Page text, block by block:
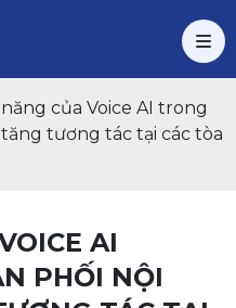
của Voice AI trong
tương tác tại các tòa
AI
PHỐI NỘI